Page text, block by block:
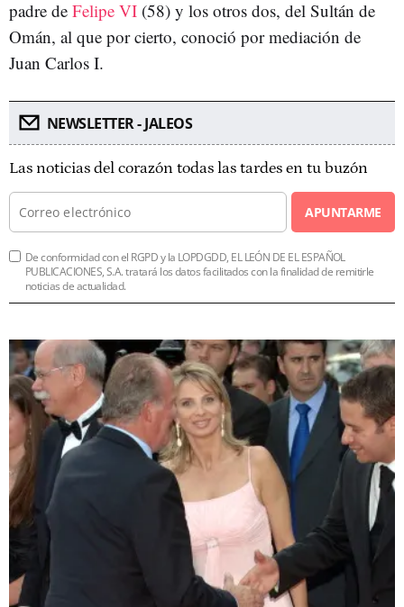
padre de Felipe VI (58) y los otros dos, del Sultán de
Omán, al que por cierto, conoció por mediación de
Juan Carlos I.
NEWSLETTER - JALEOS
Las noticias del corazón todas las tardes en tu buzón
APUNTARME
De conformidad con el RGPD y la LOPDGDD, EL LEÓN DE EL ESPAÑOL
PUBLICACIONES, S.A. tratará los datos facilitados con la finalidad de remitirle
noticias de actualidad.